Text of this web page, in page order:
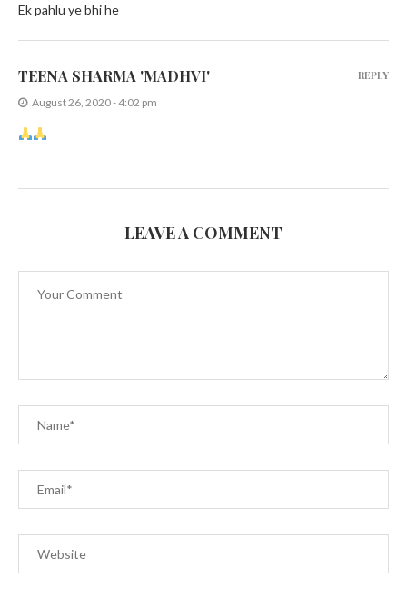
Ek pahlu ye bhi he
TEENA SHARMA 'MADHVI'
August 26, 2020 - 4:02 pm
REPLY
LEAVE A COMMENT